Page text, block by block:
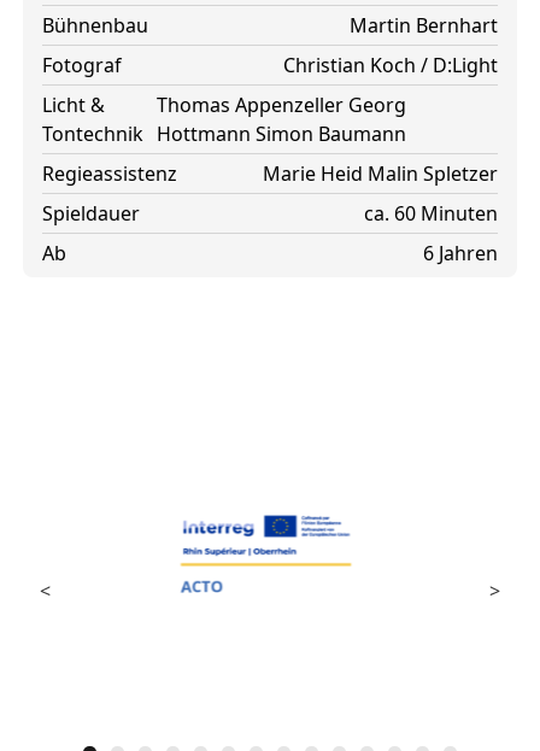
Bühnenbau
Martin Bernhart
Fotograf
Christian Koch / D:Light
Licht &
Tontechnik
Thomas Appenzeller Georg
Hottmann Simon Baumann
Regieassistenz
Marie Heid Malin Spletzer
Spieldauer
ca. 60 Minuten
Ab
6 Jahren
< >